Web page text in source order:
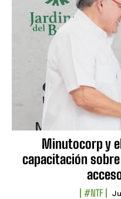
Minutocorp y
capacitación
#NTF